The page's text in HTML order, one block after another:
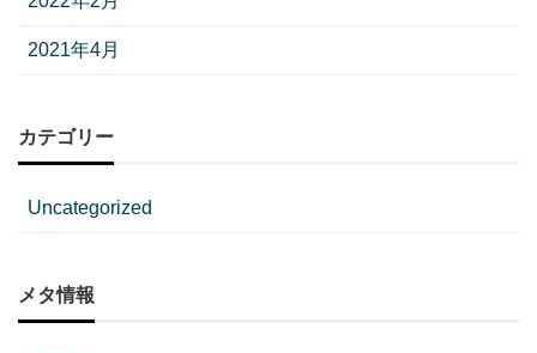
2021年4月
カテゴリー
Uncategorized
メタ情報